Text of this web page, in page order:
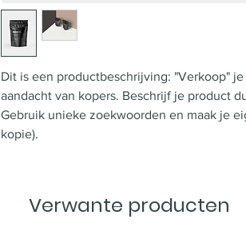
Dit is een productbeschrijving: "Verkoop"
aandacht van kopers. Beschrijf je product
Gebruik unieke zoekwoorden en maak je
kopie).
Verwante producten